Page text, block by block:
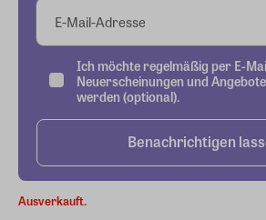
E-Mail-Adresse
Ich möchte regelmäßig per E-
Neuerscheinungen und
werden (optional).
Benachrichtigen
Ausverkauft.